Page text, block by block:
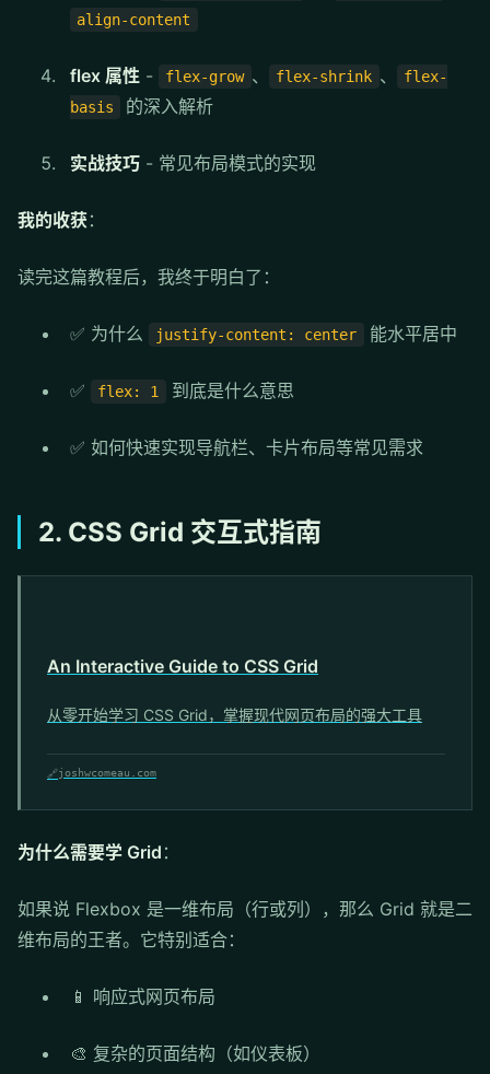
align-content
flex 属性 - flex-grow 、 flex-shrink 、
flex-
basis
的深入解析
实战技巧 - 常见布局模式的实现
我的收获：
读完这篇教程后，我终于明白了：
✅ 为什么 justify-content: center 能水平居中
✅ flex: 1 到底是什么意思
✅ 如何快速实现导航栏、卡片布局等常见需求
2. CSS Grid 交互式指南
An Interactive Guide to CSS Grid
从零开始学习 CSS Grid，掌握现代网页布局的强大工具
🔗joshwcomeau.com
为什么需要学 Grid ：
如果说 Flexbox 是一维布局（行或列），那么 Grid 就是二
维布局的王者。它特别适合：
📱 响应式网页布局
🎨 复杂的页面结构（如仪表板）